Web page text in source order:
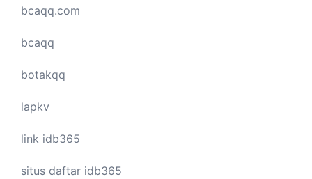
bcaqq.com
bcaqq
botakqq
lapkv
link idb365
situs daftar idb365